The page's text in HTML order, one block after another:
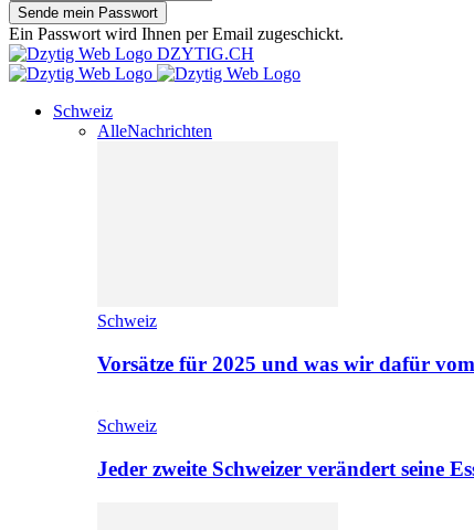
Ein Passwort wird Ihnen per Email zugeschickt.
DZYTIG.CH
Schweiz
AlleNachrichten
Schweiz
Vorsätze für 2025 und was wir dafür
Schweiz
Jeder zweite Schweizer verändert seine